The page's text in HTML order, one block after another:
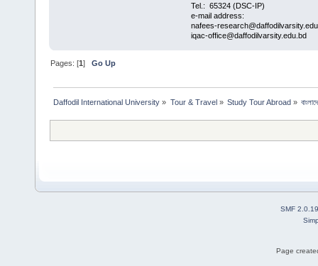
Tel.: 65324 (DSC-IP)
e-mail address:
nafees-
iqac-office@daffodilvarsity.edu.bd
Pages: [1]Go Up
Daffodil International University » Tour & Travel» Study Tour Abroad»
SMF 2.0.19
Page